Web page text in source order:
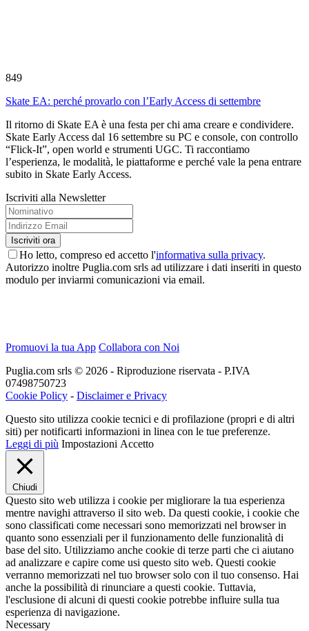
849
Skate EA: perché provarlo con l’Early Access di settembre
Il ritorno di Skate EA è una festa per chi ama creare e condividere.
Skate Early Access dal 16 settembre su PC e console, con controllo
“Flick-It”, open world e strumenti UGC. Ti raccontiamo
l’esperienza, le modalità, le piattaforme e perché vale la pena entrare
subito in Skate Early Access.
Iscriviti alla Newsletter
Ho letto, compreso ed accetto l'informativa sulla privacy.
Autorizzo inoltre Puglia.com srls ad utilizzare i dati inseriti in questo
modulo per inviarmi comunicazioni via email.
Promuovi la tua App Collabora con Noi
Puglia.com srls © 2026 - Riproduzione riservata - P.IVA
07498750723
Cookie Policy - Disclaimer e Privacy
Questo sito utilizza cookie tecnici e di profilazione (propri e di altri
siti) per notificarti informazioni in linea con le tue preferenze.
Leggi di più Impostazioni Accetto
Chiudi
Questo sito web utilizza i cookie per migliorare la tua esperienza
mentre navighi attraverso il sito web. Da questi cookie, i cookie che
sono classificati come necessari sono memorizzati nel browser in
quanto sono essenziali per il funzionamento delle funzionalità di
base del sito. Utilizziamo anche cookie di terze parti che ci aiutano
ad analizzare e capire come usi questo sito web. Questi cookie
verranno memorizzati nel tuo browser solo con il tuo consenso. Hai
anche la possibilità di rinunciare a questi cookie. Tuttavia,
l'esclusione di alcuni di questi cookie potrebbe influire sulla tua
esperienza di navigazione.
Necessary